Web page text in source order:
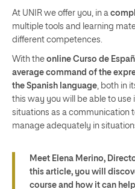
At UNIR we offer you, in a
multiple tools and learning
different competences.
With the online Curso de
average command of the
the Spanish language, both in
this way you will be able to
situations as a communication
manage adequately in
Meet Elena Merino,
this article, you will
course and how it can